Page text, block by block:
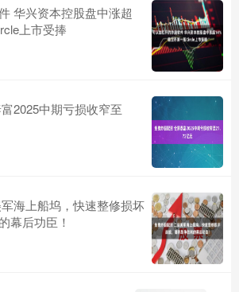
华兴资本控股盘中涨超
上市受捧
2025中期亏损收窄至
海上船坞，快速整修损坏
幕后功臣！